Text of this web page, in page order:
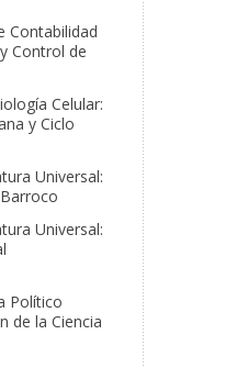
Contabilidad
Control de
Celular:
y Ciclo
Universal:
Universal:
Político
de la Ciencia